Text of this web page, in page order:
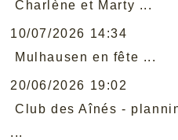
Charlène et Marty ...
10/07/2026 14:34
Mulhausen en fête ...
20/06/2026 19:02
Club des Aînés -
...